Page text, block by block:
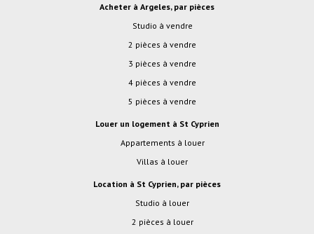
Acheter à Argeles, par pièces
studio à vendre
2 pièces à vendre
3 pièces à vendre
4 pièces à vendre
5 pièces à vendre
Louer un logement à St Cyprien
Appartements à louer
Villas à louer
Location à St Cyprien, par pièces
studio à louer
2 pièces à louer